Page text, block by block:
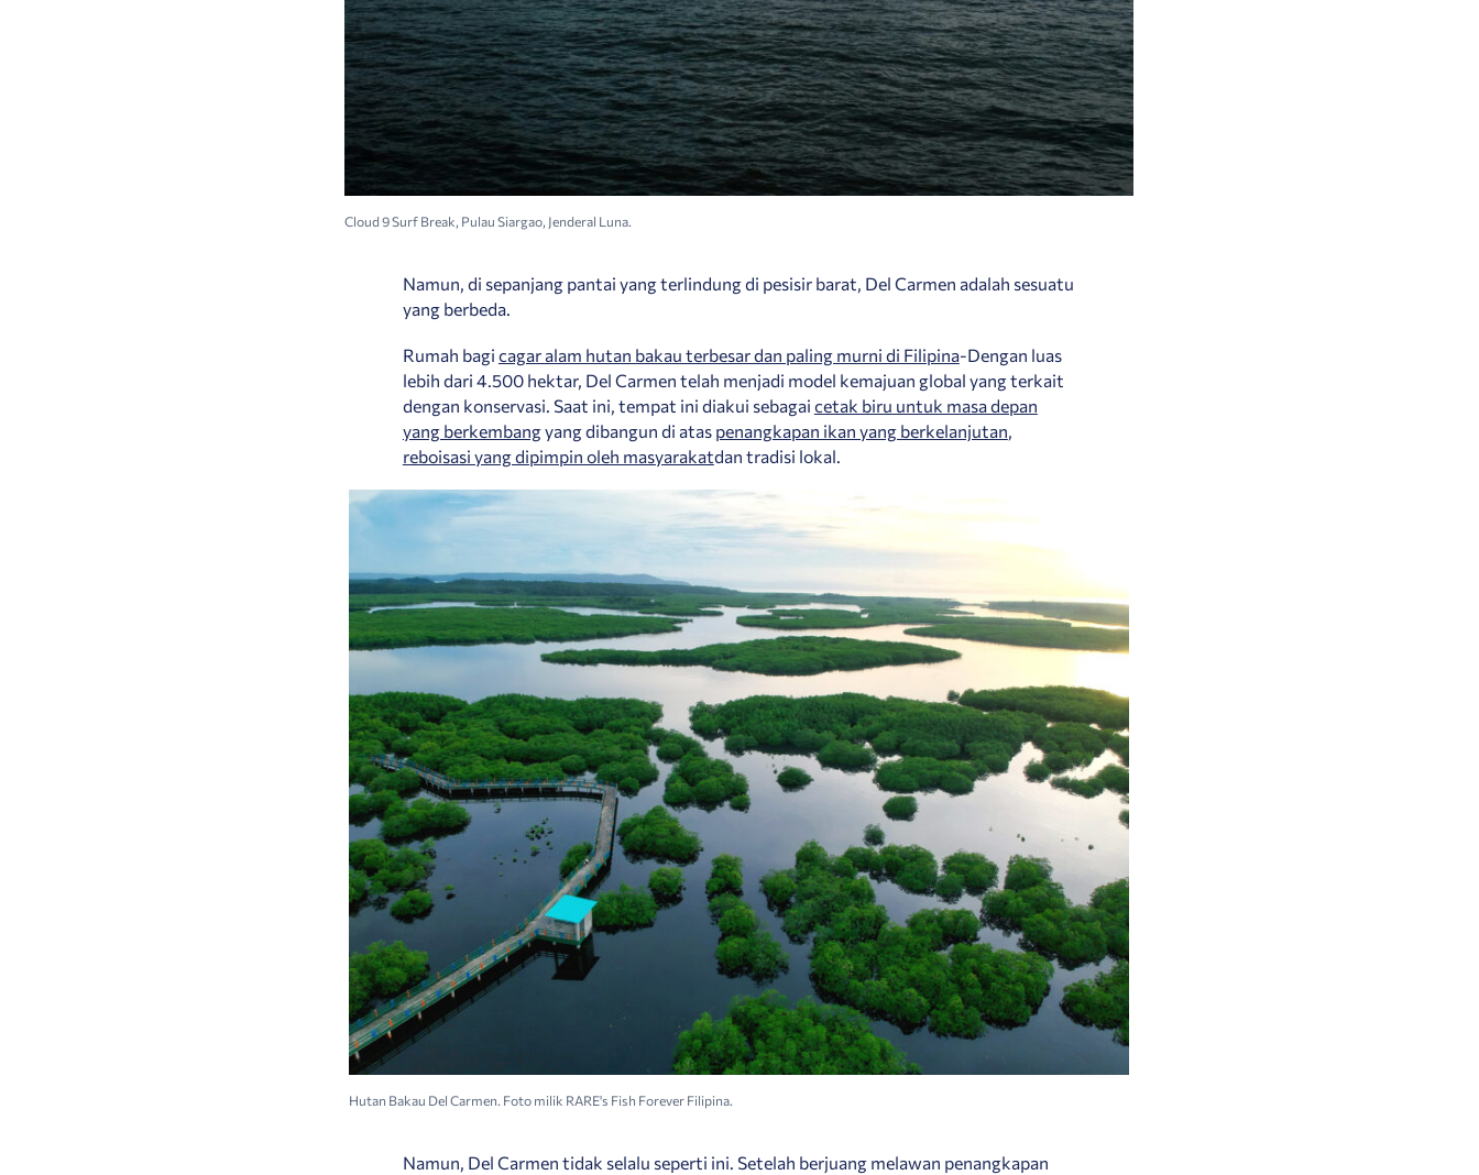
Cloud 9 Surf Break, Pulau Siargao, Jenderal Luna.
Namun, di sepanjang pantai yang terlindung di pesisir barat, Del Carmen adalah sesuatu
yang berbeda.
Rumah bagi cagar alam hutan bakau terbesar dan paling murni di Filipina-Dengan luas
lebih dari 4.500 hektar, Del Carmen telah menjadi model kemajuan global yang terkait
dengan konservasi. Saat ini, tempat ini diakui sebagai cetak biru untuk masa depan
yang berkembangyang dibangun di atas penangkapan ikan yang berkelanjutan,
reboisasi yang dipimpin oleh masyarakatdan tradisi lokal.
Hutan Bakau Del Carmen. Foto milik RARE's Fish Forever Filipina.
Namun, Del Carmen tidak selalu seperti ini. Setelah berjuang melawan penangkapan